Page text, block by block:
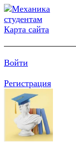
Карта сайта
Войти
Регистрация